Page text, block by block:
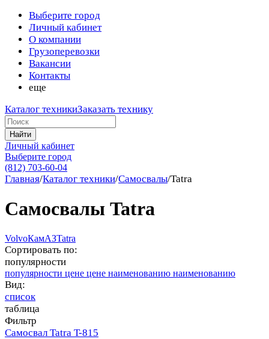
Выберите город
Личный кабинет
О компании
Грузоперевозки
Вакансии
Контакты
еще
Каталог техникиЗаказать технику
Найти
Личный кабинет
Выберите город
(812) 703-60-04
Главная/Каталог техники/Самосвалы/Tatra
Самосвалы Tatra
VolvoКамАЗTatra
Сортировать по:
популярности
популярности цене цене наименованию наименованию
Вид:
список
таблица
Фильтр
Самосвал Tatra T-815